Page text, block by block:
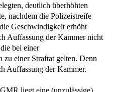
deutlich überhöhten
nachdem die Polizeistreife
Geschwindigkeit erhöht
Auffassung der Kammer nicht
bei einer
zu einer Straftat gelten. Denn
Auffassung der Kammer.